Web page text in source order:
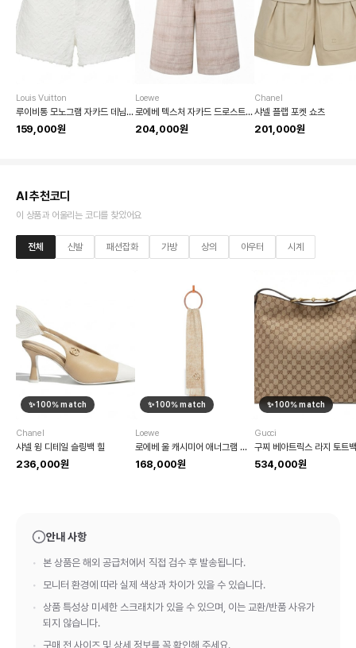
Louis Vuitton
루이비통 모노그램 자카드 데님 쇼츠
159,000원
Loewe
로에베 텍스처 자카드 드로스트링 쇼츠
204,000원
Chanel
샤넬 플랩 포켓 쇼츠
201,000원
AI 추천코디
이 상품과 어울리는 코디를 찾았어요
전체 신발 패션잡화 가방 상의 아우터 시계
✨100% match
Chanel
샤넬 윙 디테일 슬링백 힐
236,000원
✨100% match
Loewe
로에베 울 캐시미어 애너그램 스카프
168,000원
✨100% match
Gucci
구찌 베아트릭스 라지 토트백
534,000원
안내 사항
본 상품은 해외 공급처에서 직접 검수 후 발송됩니다.
모니터 환경에 따라 실제 색상과 차이가 있을 수 있습니다.
상품 특성상 미세한 스크래치가 있을 수 있으며, 이는 교환/반품 사유가
되지 않습니다.
구매 전 사이즈 및 상세 정보를 꼭 확인해 주세요.